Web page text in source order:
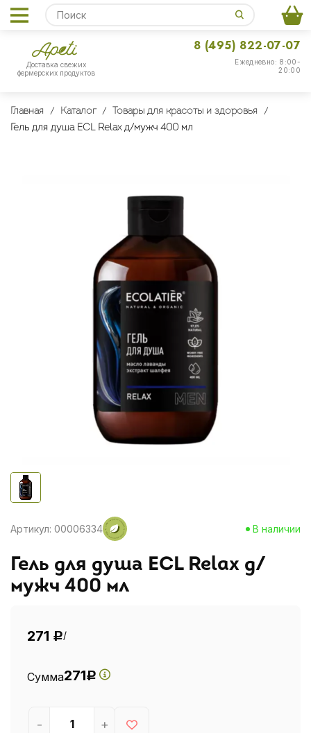
Доставка свежих
фермерских продуктов
Ежедневно: 8:00-
20:00
8 (495) 822-07-07
Главная Каталог
Товары для красоты и здоровья
Гель для душа ECL Relax д/мужч 400 мл
Артикул: 00006334 В наличии
Гель для душа ECL Relax д/
мужч 400 мл
271 Р/
Сумма271Р
- +